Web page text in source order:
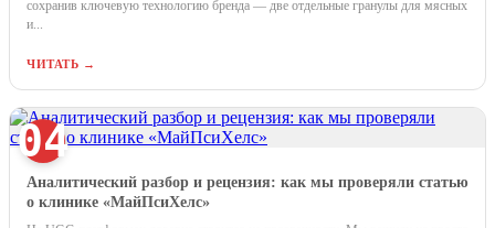
сохранив ключевую технологию бренда — две отдельные гранулы для мясных
и...
ЧИТАТЬ →
04
Аналитический разбор и рецензия: как мы проверяли статью
о клинике «МайПсиХелс»